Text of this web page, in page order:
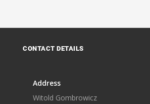
CONTACT DETAILS
Address
Witold Gombrowicz